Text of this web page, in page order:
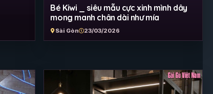
Bé Kiwi _ siêu mẫu cực xinh mình dây
mong manh chân dài như mía
Sài Gòn 23/03/2026